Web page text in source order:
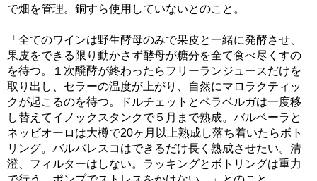
で畑を管理。銅すら使用していないとのこと。
「全てのワインは野生酵母のみで果皮と一緒に発酵させ、
果皮をできる限り動かさず酵母が糖分を全て食べ尽くすの
を待つ。１次醗酵が終わったらフリーランジュースだけを
取り出し、セラーの温度が上がり、自然にマロラクティッ
クが起こるのを待つ。ドルチェットとペラベルガは一度移
し替えてイノックスタンクで５月まで熟成。バルベーラと
ネッビオーロは大樽で20ヶ月以上熟成し落ち着いたらボト
リング。バルバレスコはできるだけ長く熟成させたい。清
澄、フィルターはしない。ラッキングとボトリングは重力